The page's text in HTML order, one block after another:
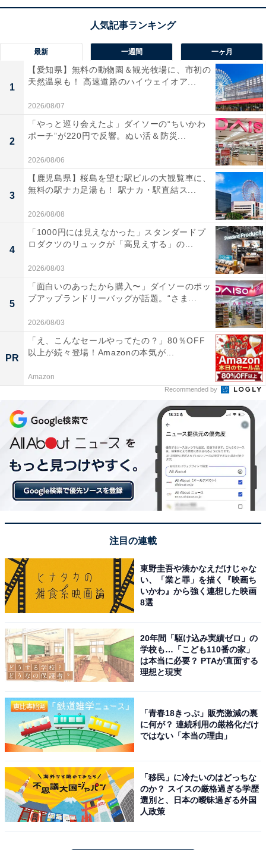
この商品のおすすめポイントは？
掃除のたびにゴミを捨てる手間から解放してくれる、自
動ゴミ収集ドックが非常に便利です！ 独自の「iQテクノ
ロジー」がゴミの量を検知して吸引力を自動で調整する
ため、常に最適なパワーで掃除ができます。さらに、パ
イプが曲がる「FLEX」機能のおかげで、ソファやベッ
ドの下も立ったままラクな姿勢で届くのが嬉しいです
ね。HEPAフィルター採用で排気がキレイな点も魅力で
ユーザーからは「ゴミ捨てが月一回で済むのが最高」
「センサーの反応が良い」と好評です。一方で、「ドッ
クがゴミを吸い上げる時の音が大きい」という声も。
日々の掃除をスマートに効率化したい人や、腰をかがめ
ず掃除したい人には、おすすめの商品といえそうです。
あわせて読みたい
【Amazonお買い得情報】Pioneer「車載ス
ピーカー」が特別価格で登場中【4月22日】
【今日チェックしたい】シャークの人気商品5選
シャーク「LC350JWH」
収集ドック付き スティッククリーナー LC350JWH
EVOPOWER SYSTEM NEO+ 軽量 コードレス掃除機 自動
ゴミ収集ドック コードレススティック 充電式 ミスティッ
クホワイト
Amazonで見る
シャーク「LC600JGYNC」
最新 一週間 一ヶ月
1
【愛知県】無料の動物園＆観光牧場に、市初の
天然温泉も！ 高速道路のハイウェイオア...
2026/08/07
2
「やっと巡り会えたよ」ダイソーの“ちいかわ
ポーチ”が220円で反響。ぬい活＆防災...
2026/08/06
3
【鹿児島県】桜島を望む駅ビルの大観覧車に、
無料の駅ナカ足湯も！ 駅ナカ・駅直結ス...
2026/08/08
4
「1000円には見えなかった」スタンダードプ
ロダクツのリュックが「高見えする」の...
2026/08/03
5
「面白いのあったから購入〜」ダイソーのポッ
プアップランドリーバッグが話題。“さま...
2026/08/03
PR
「え、こんなセールやってたの？」80％OFF
以上が続々登場！Amazonの本気が...
Amazon
Recommended by
注目の連載
東野圭吾や湊かなえだけじゃな
い、「業と罪」を描く『映画ち
いかわ』から強く連想した映画
8選
20年間「駆け込み実績ゼロ」の
学校も…「こども110番の家」
は本当に必要？ PTAが直面する
理想と現実
「青春18きっぷ」販売激減の裏
に何が？ 連続利用の厳格化だけ
ではない「本当の理由」
「移民」に冷たいのはどっちな
のか？ スイスの厳格過ぎる学歴
選別と、日本の曖昧過ぎる外国
人政策